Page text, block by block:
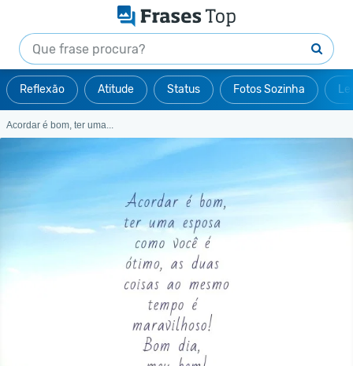
Reflexão Atitude Status Fotos Sozinha
Acordar é bom, ter uma...